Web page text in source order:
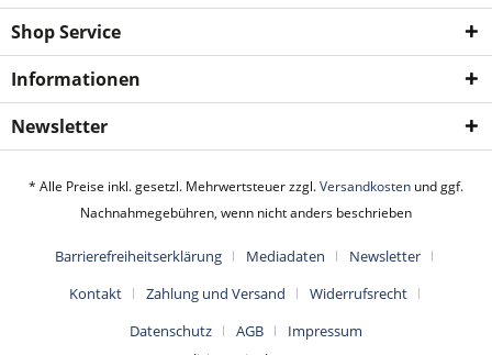
Shop Service
Informationen
Newsletter
* Alle Preise inkl. gesetzl. Mehrwertsteuer zzgl.Versandkosten und ggf.
Nachnahmegebühren, wenn nicht anders beschrieben
Barrierefreiheitserklärung Mediadaten
Newsletter
Kontakt
Zahlung und Versand
Widerrufsrecht
Datenschutz
AGB
Impressum